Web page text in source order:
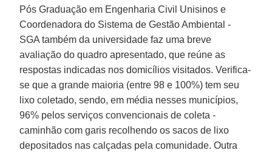
Pós Graduação em Engenharia Civil Unisinos e
Coordenadora do Sistema de Gestão Ambiental -
SGA também da universidade faz uma breve
avaliação do quadro apresentado, que reúne as
respostas indicadas nos domicílios visitados. Verifica-
se que a grande maioria (entre 98 e 100%) tem seu
lixo coletado, sendo, em média nesses municípios,
96% pelos serviços convencionais de coleta -
caminhão com garis recolhendo os sacos de lixo
depositados nas calçadas pela comunidade. Outra